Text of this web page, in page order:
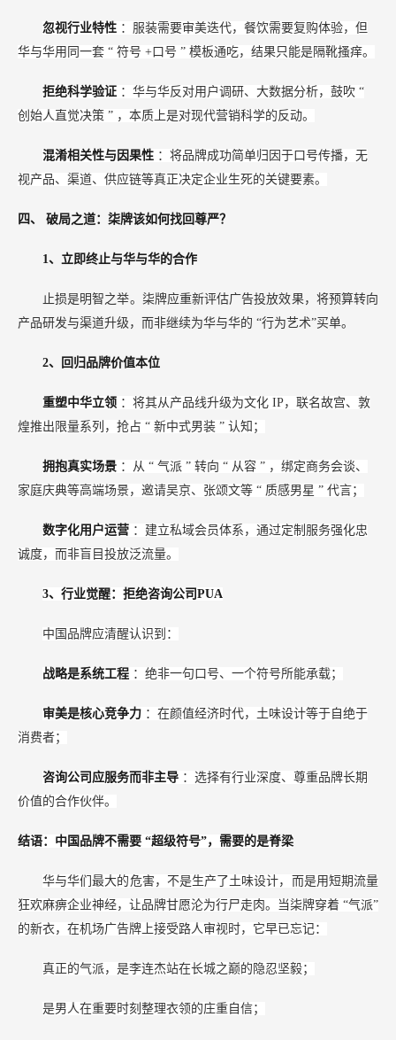
忽视行业特性 ：服装需要审美迭代，餐饮需要复购体验，但
华与华用同一套 “ 符号 +口号 ” 模板通吃，结果只能是隔靴搔痒。
拒绝科学验证 ：华与华反对用户调研、大数据分析，鼓吹 “
创始人直觉决策 ” ，本质上是对现代营销科学的反动。
混淆相关性与因果性 ：将品牌成功简单归因于口号传播，无
视产品、渠道、供应链等真正决定企业生死的关键要素。
四、 破局之道：柒牌该如何找回尊严？
1、立即终止与华与华的合作
止损是明智之举。柒牌应重新评估广告投放效果，将预算转向
产品研发与渠道升级，而非继续为华与华的 “行为艺术”买单。
2、回归品牌价值本位
重塑中华立领 ：将其从产品线升级为文化 IP，联名故宫、敦
煌推出限量系列，抢占 “ 新中式男装 ” 认知；
拥抱真实场景 ：从 “ 气派 ” 转向 “ 从容 ” ，绑定商务会谈、
家庭庆典等高端场景，邀请吴京、张颂文等 “ 质感男星 ” 代言；
数字化用户运营 ：建立私域会员体系，通过定制服务强化忠
诚度，而非盲目投放泛流量。
3、行业觉醒：拒绝咨询公司PUA
中国品牌应清醒认识到：
战略是系统工程 ：绝非一句口号、一个符号所能承载；
审美是核心竞争力 ：在颜值经济时代，土味设计等于自绝于
消费者；
咨询公司应服务而非主导 ：选择有行业深度、尊重品牌长期
价值的合作伙伴。
结语：中国品牌不需要 “超级符号”，需要的是脊梁
华与华们最大的危害，不是生产了土味设计，而是用短期流量
狂欢麻痹企业神经，让品牌甘愿沦为行尸走肉。当柒牌穿着 “气派”
的新衣，在机场广告牌上接受路人审视时，它早已忘记：
真正的气派，是李连杰站在长城之巅的隐忍坚毅；
是男人在重要时刻整理衣领的庄重自信；